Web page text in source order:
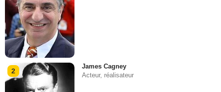
2
James Cagney
Acteur, réalisateur